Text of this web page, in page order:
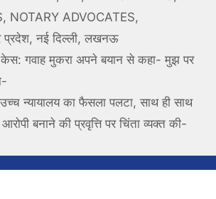
, NOTARY ADVOCATES,
प्रदेश, नई दिल्ली, लखनऊ
केस: गवाह मुकरा अपने बयान से कहा- मुझ पर
न्यायालय का फैसला पलटा, साथ ही साथ
बनाने की प्रवृत्ति पर चिंता व्यक्त की-